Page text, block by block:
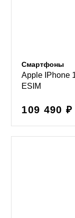
Смартфоны
Apple IPhone
ESIM
109 490 ₽